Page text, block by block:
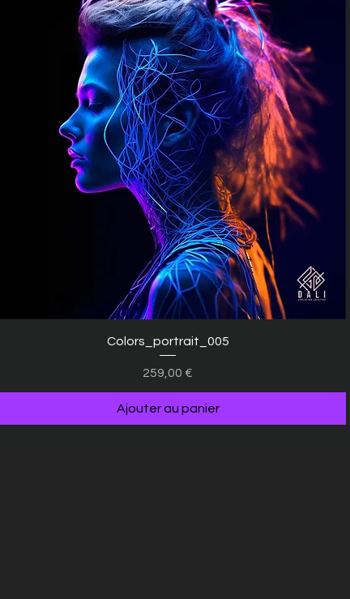
Aperçu rapide
Colors_portrait_005
Prix
259,00 €
Ajouter au panier